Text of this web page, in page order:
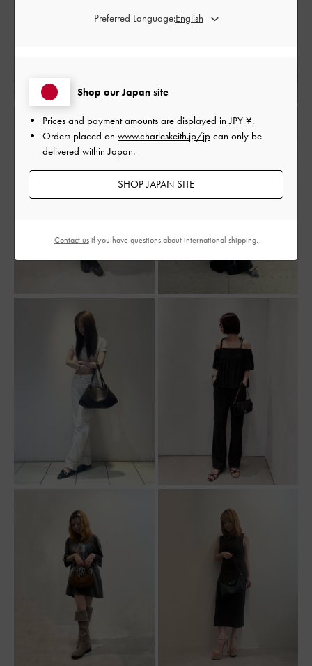
Shop our Japan site
Prices and payment amounts are displayed inJPY ¥.
Orders placed on www.charleskeith.jp/jp can only be
delivered within Japan.
SHOP JAPAN SITE
Preferred Language:
Contact usif you have questions about international shipping.